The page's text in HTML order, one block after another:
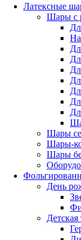
Латексные
Шары с
Шары
Шары-
Шары
День
Детская